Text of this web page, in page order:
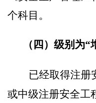
个科目。
（四）级别为“
已经取得注册
或中级注册安全工